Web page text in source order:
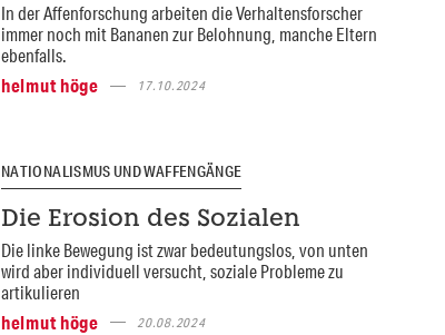
In der Affenforschung arbeiten die Verhaltensforscher
immer noch mit Bananen zur Belohnung, manche Eltern
ebenfalls.
helmut höge
17.10.2024
NATIONALISMUS UND WAFFENGÄNGE
Die Erosion des Sozialen
Die linke Bewegung ist zwar bedeutungslos, von unten
wird aber individuell versucht, soziale Probleme zu
artikulieren
helmut höge
20.08.2024